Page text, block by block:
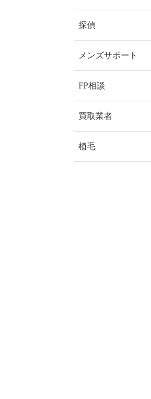
探偵
メンズサポート
FP相談
買取業者
植毛